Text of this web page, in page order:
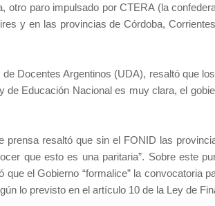
otro paro impulsado por CTERA (la
y en las provincias de Córdoba,
Docentes Argentinos (UDA), resaltó que
de Educación Nacional es muy clara, el
prensa resaltó que sin el FONID las
que esto es una paritaria”. Sobre este
que el Gobierno “formalice” la convocatoria
lo previsto en el artículo 10 de la Ley de